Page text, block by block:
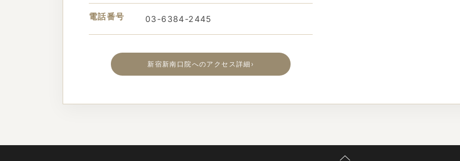
電話番号 03-6384-2445
新宿新南口院へのアクセス詳細 ›